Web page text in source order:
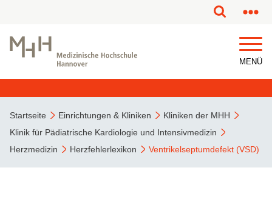
MENÜ
Startseite Einrichtungen & Kliniken
Kliniken der MHH
Klinik für Pädiatrische Kardiologie und Intensivmedizin
Herzmedizin
Herzfehlerlexikon Ventrikelseptumdefekt (VSD)